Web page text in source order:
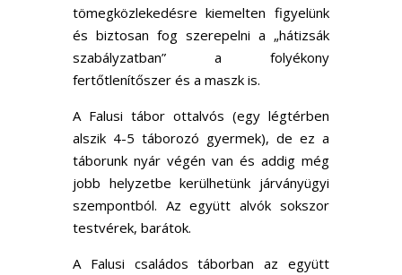
tömegközlekedésre kiemelten figyelünk
és biztosan fog szerepelni a „hátizsák
szabályzatban” a folyékony
fertőtlenítőszer és a maszk is.
A Falusi tábor ottalvós (egy légtérben
alszik 4-5 táborozó gyermek), de ez a
táborunk nyár végén van és addig még
jobb helyzetbe kerülhetünk járványügyi
szempontból. Az együtt alvók sokszor
testvérek, barátok.
A Falusi családos táborban az együtt